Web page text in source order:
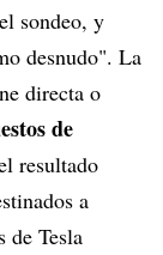
sondeo, y
desnudo". La
directa o
de
resultado
a
de Tesla